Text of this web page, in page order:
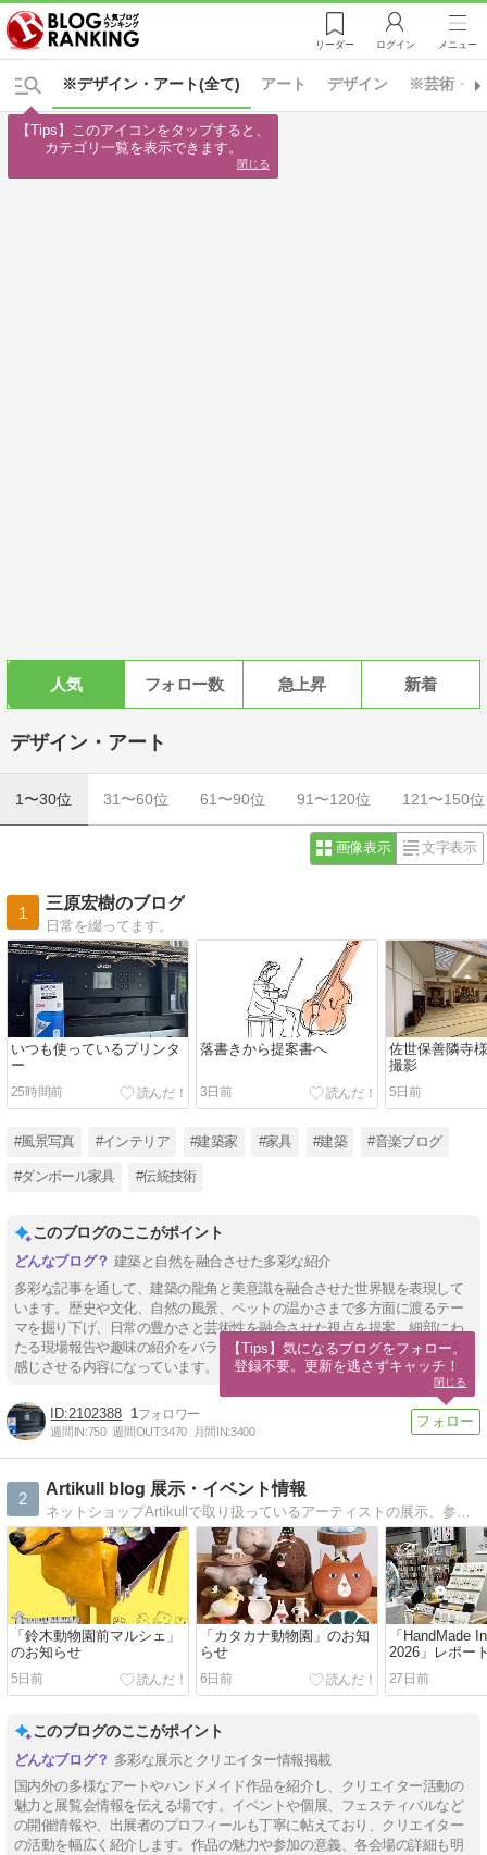
リーダー ログイン メニュー
※デザイン・アート(全て) ※芸術・人
アート デザイン
人気 フォロー数 急上昇 新着
デザイン・アート
1〜30位 31〜60位 61〜90位 91〜120位 121〜150位
画像表示 文字表示
1
三原宏樹のブログ
日常を綴ってます。
いつも使っているプリンタ
ー
25時間前
落書きから提案書へ
3日前
佐世保善隣寺
撮影
5日前
#風景写真 #インテリア #建築家 #家具 #建築 #音楽ブログ
#ダンボール家具 #伝統技術
このブログのここがポイント
建築と自然を融合させた多彩な紹介
多彩な記事を通して、建築の龍角と美意識を融合させた世界観を表現して
います。歴史や文化、自然の風景、ペットの温かさまで多方面に渡るテー
マを掘り下げ、日常の豊かさと芸術性を融合させた視点を提案。細部にわ
たる現場報告や趣味の紹介をバランス良く盛り込み、一層の深みと魅力を
感じさせる内容になっています。
2102388 1
週間IN:750 週間OUT:3470 月間IN:3400
2
Artikull blog 展示・イベント情報
ネットショップArtikullで取り扱っているアーティストの展示、参加イベント、ワークショップなどの情報を紹介していきます。
「鈴木動物園前マルシェ」
のお知らせ
5日前
「カタカナ動物園」のお知
らせ
6日前
「HandMade
2026」レポー
27日前
このブログのここがポイント
多彩な展示とクリエイター情報掲載
国内外の多様なアートやハンドメイド作品を紹介し、クリエイター活動の
魅力と展覧会情報を伝える場です。イベントや個展、フェスティバルなど
の開催情報や、出展者のプロフィールも丁寧に帖えており、クリエイター
の活動を幅広く紹介します。作品の魅力や参加の意義、各会場の詳細も明
【Tips】このアイコンをタップすると、
カテゴリ一覧を表示できます。
閉じる
【Tips】気になるブログをフォロー。
登録不要。更新を逃さずキャッチ！
閉じる